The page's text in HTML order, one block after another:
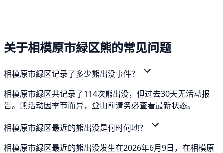
关于相模原市緑区熊的常见问题
相模原市緑区记录了多少熊出没事件？
相模原市緑区共记录了114次熊出没，但过去30天无活动报
告。熊活动因季节而异，登山前请务必查看最新状态。
相模原市緑区最近的熊出没是何时何地？
相模原市緑区最近的熊出没发生在2026年6月9日，在相模原